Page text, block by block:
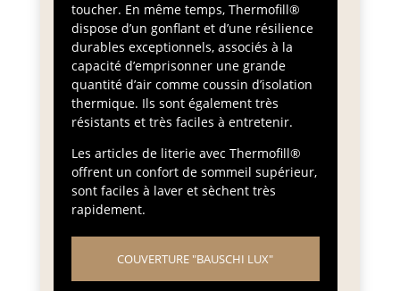
toucher. En même temps, Thermofill®
dispose d’un gonflant et d’une résilience
durables exceptionnels, associés à la
capacité d’emprisonner une grande
quantité d’air comme coussin d’isolation
thermique. Ils sont également très
résistants et très faciles à entretenir.
Les articles de literie avec Thermofill®
offrent un confort de sommeil supérieur,
sont faciles à laver et sèchent très
rapidement.
COUVERTURE "BAUSCHI LUX"